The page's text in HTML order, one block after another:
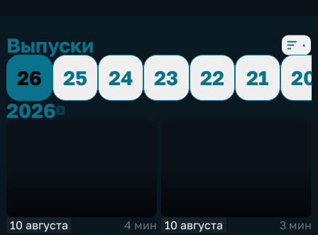
Выпуски
26
25 24 23 22 21
20
20262026
10 августа
4 мин
10 августа
3 мин